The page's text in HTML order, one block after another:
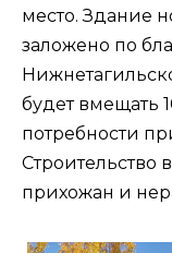
место. Здание
заложено по
будет вмещать
потребности
Строительство
прихожан и